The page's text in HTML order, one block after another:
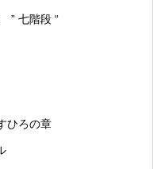
” 七階段 “
ひろの章